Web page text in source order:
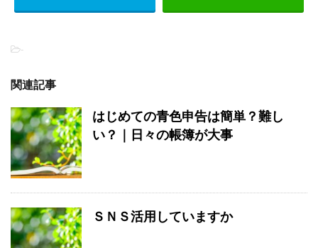
-
関連記事
はじめての青色申告は簡単？難し
い？｜日々の帳簿が大事
ＳＮＳ活用していますか